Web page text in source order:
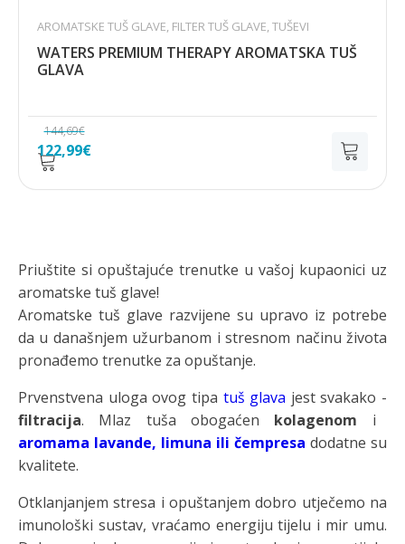
144,69€
Izvorna
cijena
bila
122,99€Trenutna
je:
AROMATSKE TUŠ GLAVE FILTER TUŠ GLAVE TUŠEVI
WATERS PREMIUM THERAPY AROMATSKA TUŠ
GLAVA
Priuštite si opuštajuće trenutke u vašoj kupaonici uz
aromatske tuš glave!
Aromatske tuš glave razvijene su upravo iz potrebe
da u današnjem užurbanom i stresnom načinu života
pronađemo trenutke za opuštanje.
Prvenstvena uloga ovog tipa tuš glava jest svakako -
filtracija. Mlaz tuša obogaćen kolagenom i
aromama lavande, limuna ili čempresa dodatne su
kvalitete.
Otklanjanjem stresa i opuštanjem dobro utječemo na
imunološki sustav, vraćamo energiju tijelu i mir umu.